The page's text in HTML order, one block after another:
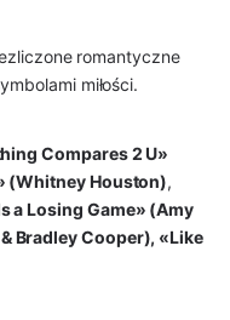
romantyczne
miłości.
Compares 2 U»
(Whitney Houston),
a Losing Game» (Amy
Bradley Cooper), «Like